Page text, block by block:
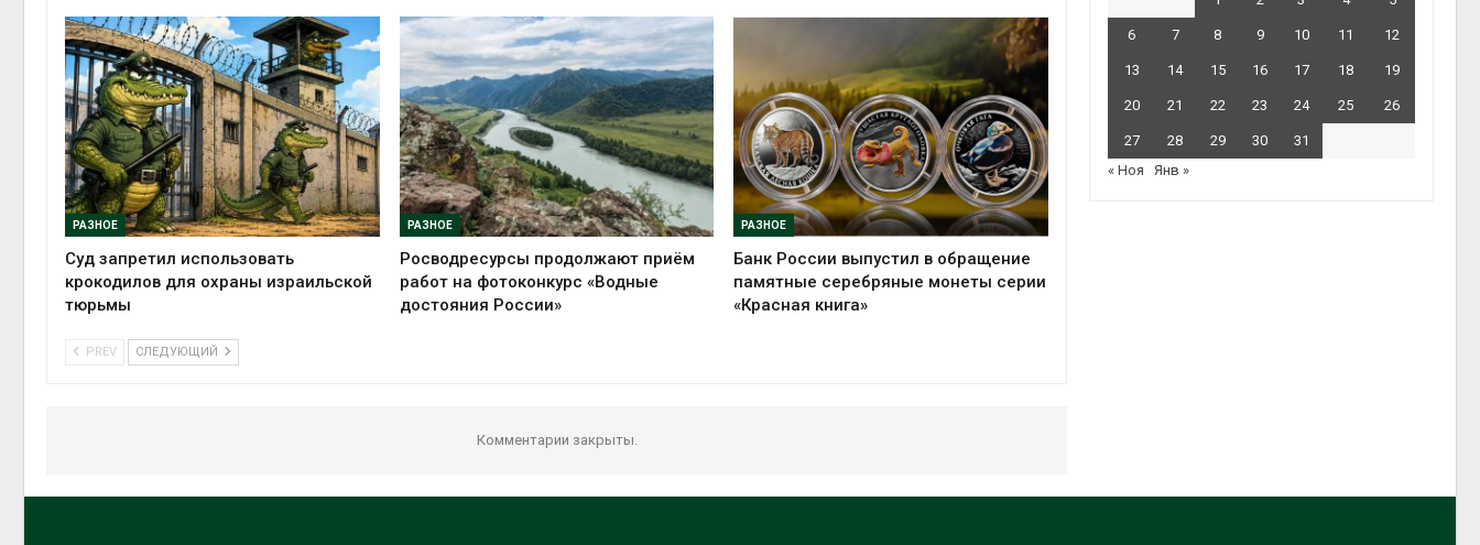
РАЗНОЕ
Суд запретил использовать
крокодилов для охраны израильской
тюрьмы
РАЗНОЕ
Росводресурсы продолжают приём
работ на фотоконкурс «Водные
достояния России»
РАЗНОЕ
Банк России выпустил в обращение
памятные серебряные монеты серии
«Красная книга»
PREV СЛЕДУЮЩИЙ
Комментарии закрыты.
6 7 8 9 10 11 12
13 14 15 16 17 18 19
20 21 22 23 24 25 26
27 28 29 30
31
« Ноя
Янв »